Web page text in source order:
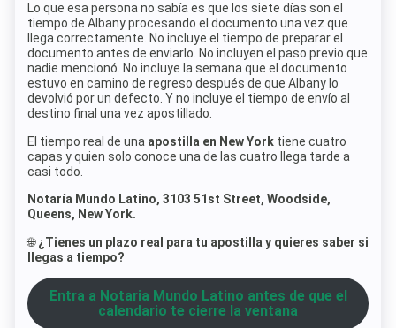
Lo que esa persona no sabía es que los siete días son el
tiempo de Albany procesando el documento una vez que
llega correctamente. No incluye el tiempo de preparar el
documento antes de enviarlo. No incluyen el paso previo que
nadie mencionó. No incluye la semana que el documento
estuvo en camino de regreso después de que Albany lo
devolvió por un defecto. Y no incluye el tiempo de envío al
destino final una vez apostillado.
El tiempo real de una apostilla en New York tiene cuatro
capas y quien solo conoce una de las cuatro llega tarde a
casi todo.
Notaría Mundo Latino, 3103 51st Street, Woodside,
Queens, New York.
🌐¿Tienes un plazo real para tu apostilla y quieres saber si
llegas a tiempo?
Entra a Notaria Mundo Latino antes de que el
calendario te cierre la ventana